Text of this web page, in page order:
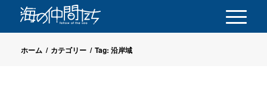
ホーム / カテゴリー / Tag: 沿岸域